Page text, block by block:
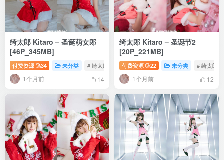
绮太郎 Kitaro – 圣诞萌女郎
[46P_345MB]
付费资源 34 未分类 # 绮太郎 Kitaro # 圣诞萌女郎 # 46P
1个月前 14
绮太郎 Kitaro – 圣诞节2
[20P_221MB]
付费资源 22 未分类 # 绮太郎
1个月前 12